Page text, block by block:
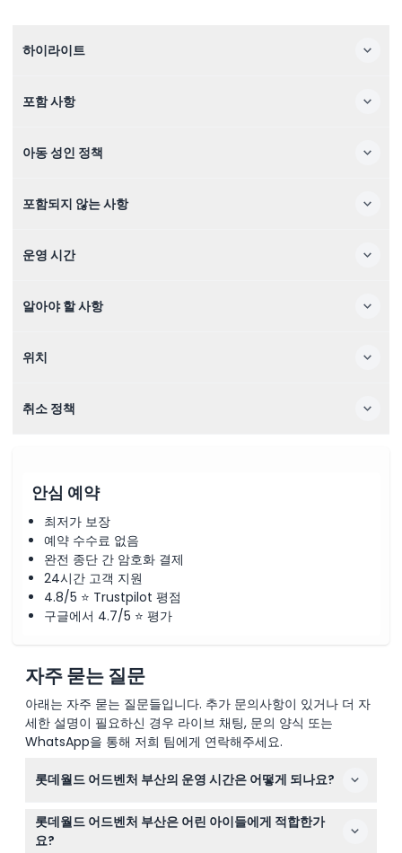
하이라이트
포함 사항
아동 성인 정책
포함되지 않는 사항
운영 시간
알아야 할 사항
위치
취소 정책
안심 예약
최저가 보장
예약 수수료 없음
완전 종단 간 암호화 결제
24시간 고객 지원
4.8/5 ⭐ Trustpilot 평점
구글에서 4.7/5 ⭐ 평가
자주 묻는 질문
아래는 자주 묻는 질문들입니다. 추가 문의사항이 있거나 더 자
세한 설명이 필요하신 경우 라이브 채팅, 문의 양식 또는
WhatsApp을 통해 저희 팀에게 연락해주세요.
롯데월드 어드벤처 부산의 운영 시간은 어떻게 되나요?
롯데월드 어드벤처 부산은 매일 오전 10시부터 오후 9시까
지 운영됩니다(변동될 수 있으니 예약 시 확인해 주세요).
롯데월드 어드벤처 부산은 어린 아이들에게 적합한가
요?